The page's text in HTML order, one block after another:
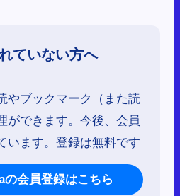
ていない方へ
やブックマーク（また読
ができます。今後、会員
います。登録は無料です
会員登録はこちら